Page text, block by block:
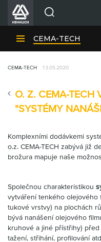
Divize HENNLICH
Aktuality
Kariéra
Kontakty
CS
CZK
Nákupní seznam
Partner Zone
CEMA-TECH
O. Z. CEMA-TECH
"SYSTÉMY
CEMA-TECH 13.05.2020
Komplexními dodávkemi
o.z. CEMA-TECH zabývá již
brožura mapuje naše
Společnou charakteristikou
vytváření tenkého olejového
tukové vrstvy) na plochách
bývá nanášení olejového
kruhové a jiné přístřihy)
tažení, střihání, profilování